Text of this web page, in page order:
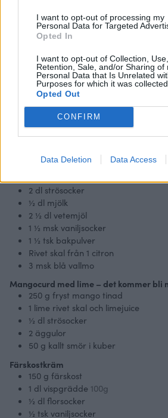
I want to opt-out of processing my
Personal Data for Targeted
Opted In
I want to opt-out of Collection, Use,
Retention, Sale, and/or Sharing of
Personal Data that Is Unrelated
Purposes for which it was collected.
Opted Out
CONFIRM
Data Deletion Data Access
Skriv ut
Vallmorulltårta med
bitar
Vallmorulltårta
2 dl strösocker
½ dl mjölk
2 ½ dl vetemjöl
1 ½ msk vaniljsocker
1 ½ tsk bakpulver
Rivet skal från 1 citron
3 msk blå vallmo
Mangocurd med lime – det kommer bli
250 g fryst mango tinad
1 lime rivet skal och limejuice
½ dl strösocker
2 äggulor
50 g kallt smör i kuber
Färskostkräm
150 g färskost
1 dl vispgrädde 100g
½ dl florsocker
½ tsk vaniljsocker